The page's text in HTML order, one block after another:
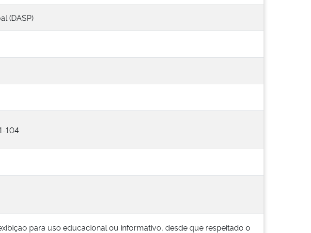
(DASP)
104
para uso educacional ou informativo, desde que respeitado o